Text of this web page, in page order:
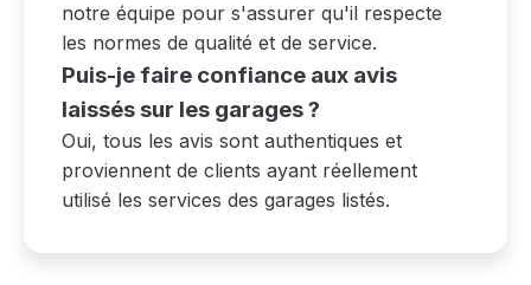
notre équipe pour s'assurer qu'il respecte
les normes de qualité et de service.
Puis-je faire confiance aux avis
laissés sur les garages ?
Oui, tous les avis sont authentiques et
proviennent de clients ayant réellement
utilisé les services des garages listés.